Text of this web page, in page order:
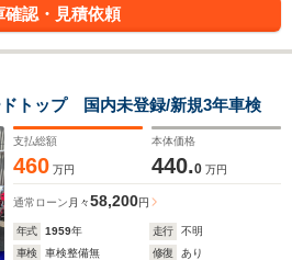
確認・見積依頼
トップ 国内未登録/新規3年車検
支払総額
460 万円
本体価格
440.0 万円
通常ローン 月々58,200円
年式 1959年 走行
不明
車検
車検整備無 修復
あり